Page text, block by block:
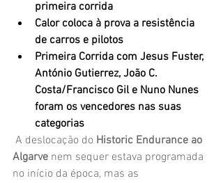
primeira corrida
Calor coloca à prova a resistência
de carros e pilotos
Primeira Corrida com Jesus Fuster,
António Gutierrez, João C.
Costa/Francisco Gil e Nuno Nunes
foram os vencedores nas suas
categorias
A deslocação do Historic Endurance ao
Algarve nem sequer estava programada
no início da época, mas as